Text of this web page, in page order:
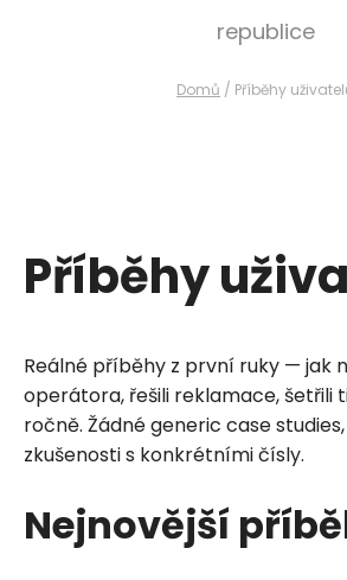
republice
Domů / Příběhy
Příběhy
Reálné příběhy z první ruky — jak
operátora, řešili reklamace, šetřili
ročně. Žádné generic case
zkušenosti s konkrétními čísly.
Nejnovější